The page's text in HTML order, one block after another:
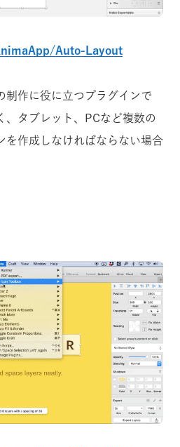
Auto-Layout
制作に役に立つプラグインで
、タブレット、PCなど複数の
を作成しなければならない場合